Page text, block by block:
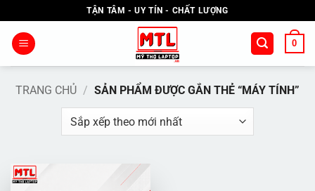
qua
nội
TẬN TÂM - UY TÍN - CHẤT LƯỢNG
0
TRANG CHỦ / SẢN PHẨM ĐƯỢC GẮN THẺ “MÁY TÍNH”